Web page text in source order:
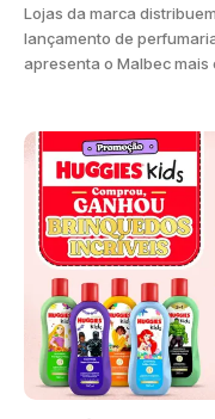
Lojas da marca
lançamento de
apresenta o Malbec